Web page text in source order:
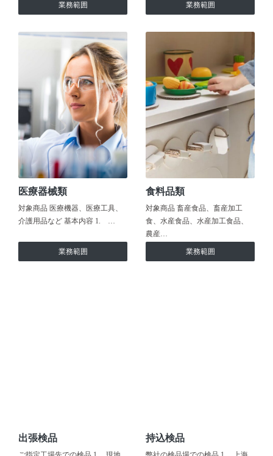
業務範囲 業務範囲
医療器械類
対象商品 医療機器、医療工具、
介護用品など 基本内容 1. …
業務範囲
食料品類
対象商品 畜産食品、畜産加工
食、水産食品、水産加工食品、
農産…
業務範囲
出張検品 持込検品